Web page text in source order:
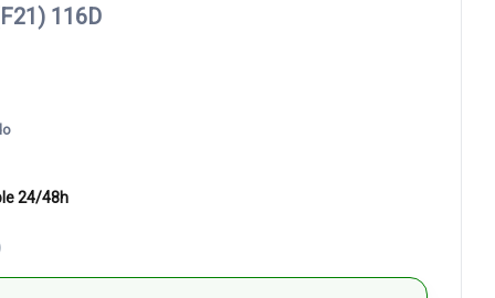
116D
24/48h